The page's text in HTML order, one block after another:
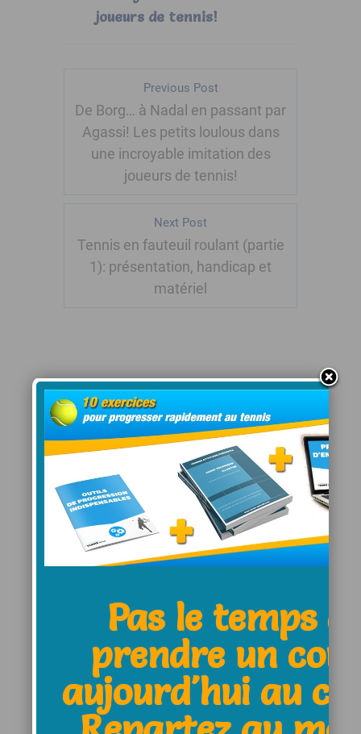
joueurs de tennis!
Previous Post
De Borg… à Nadal en passant par
Agassi! Les petits loulous dans
une incroyable imitation des
joueurs de tennis!
Next Post
Tennis en fauteuil roulant (partie
1): présentation, handicap et
matériel
Leave a Comment:
Name *
Website
Pas le temps
prendre un
aujourd'hui au